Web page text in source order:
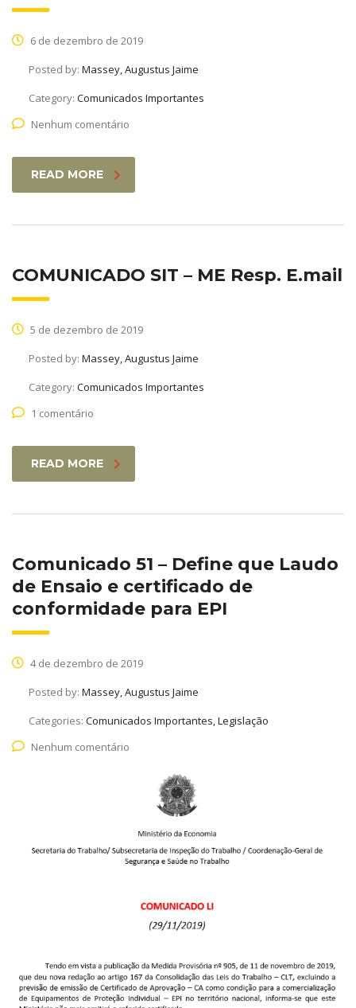
6 de dezembro de 2019
Posted by: Massey, Augustus Jaime
Category: Comunicados Importantes
Nenhum comentário
READ MORE
COMUNICADO SIT – ME Resp. E.mail
5 de dezembro de 2019
Posted by: Massey, Augustus Jaime
Category: Comunicados Importantes
1 comentário
READ MORE
Comunicado 51 – Define que Laudo
de Ensaio e certificado de
conformidade para EPI
4 de dezembro de 2019
Posted by: Massey, Augustus Jaime
Categories: Comunicados Importantes, Legislação
Nenhum comentário